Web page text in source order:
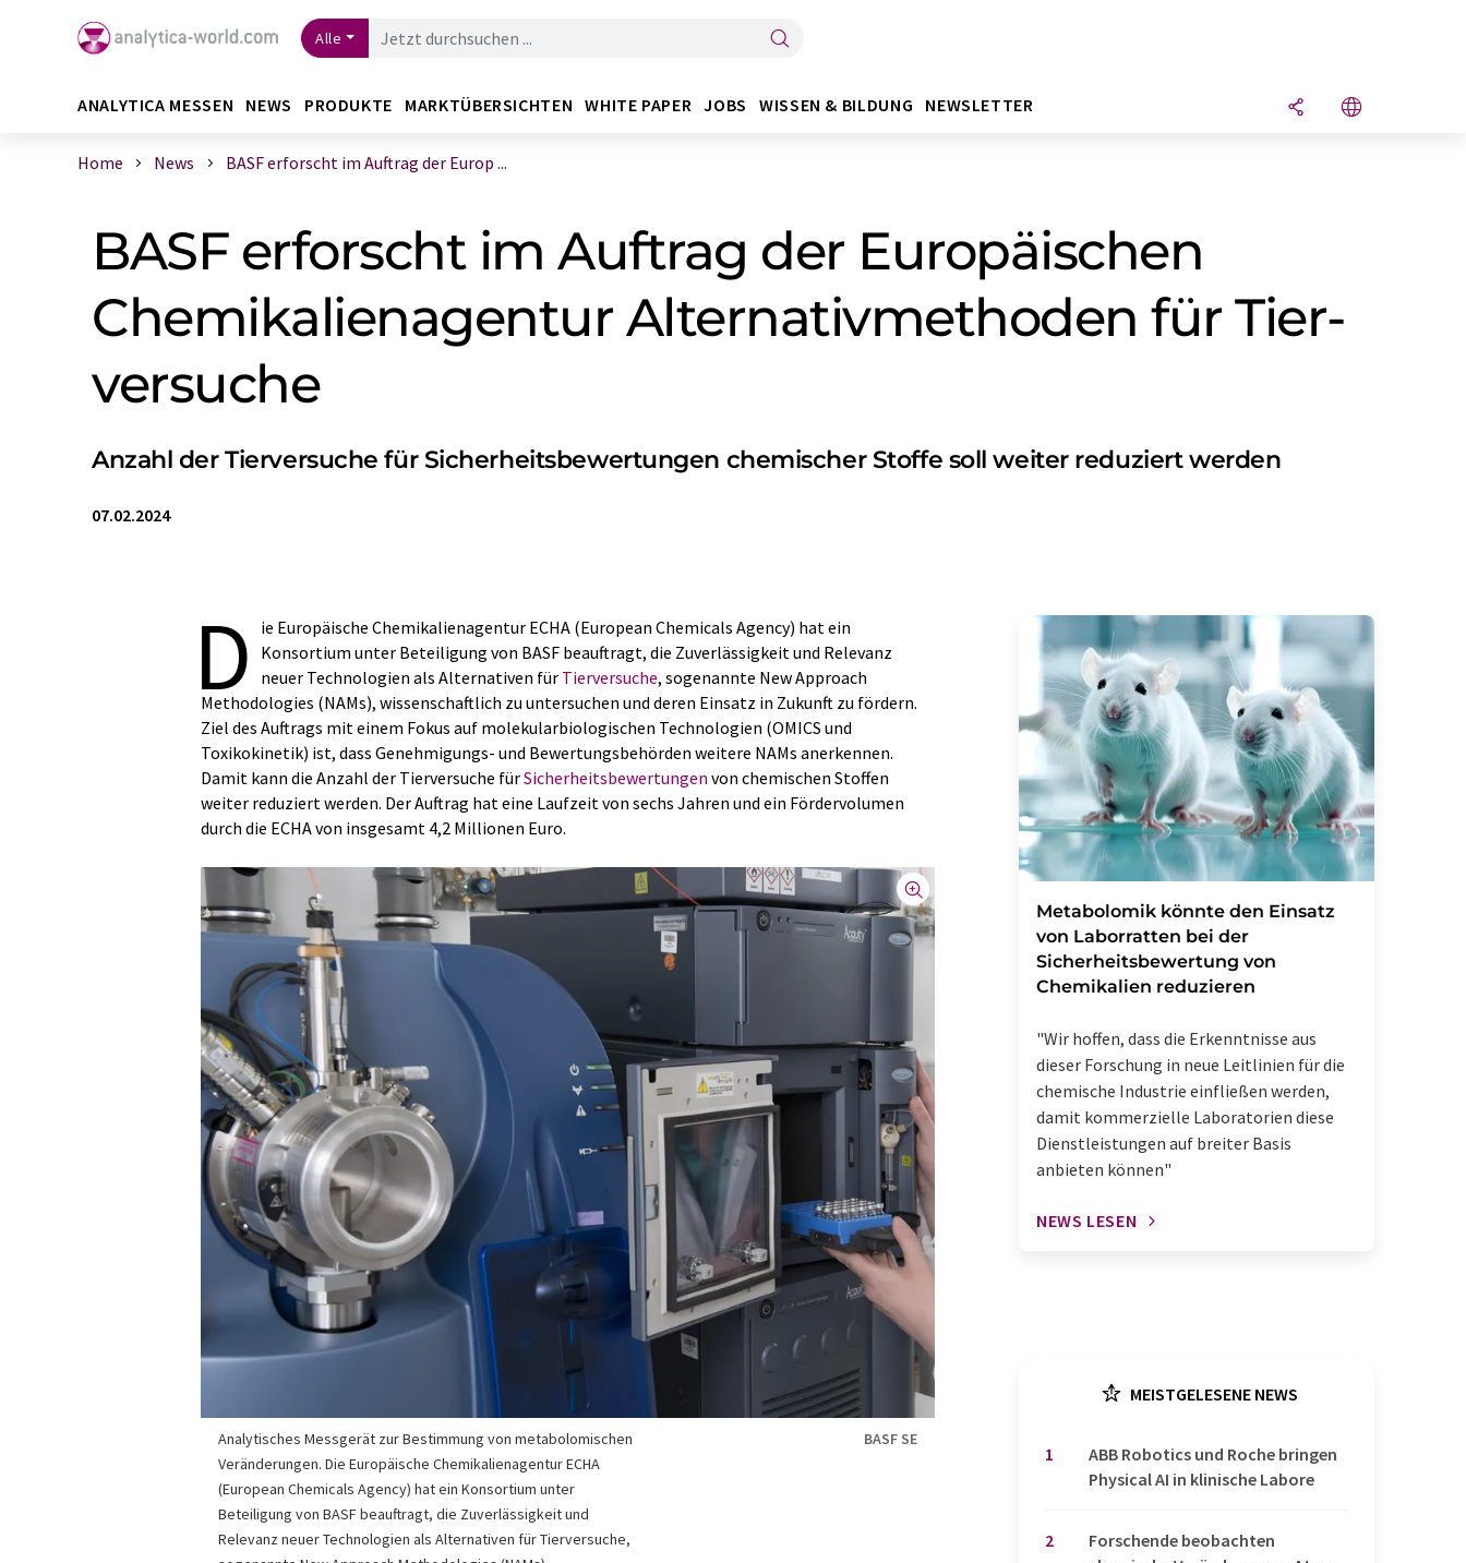
Alle
ANALYTICA MESSEN NEWS PRODUKTE MARKTÜBERSICHTEN WHITE PAPER JOBS WISSEN & BILDUNG NEWSLETTER
Home News BASF erforscht im Auf­trag der Europ ...
BASF erforscht im Auf­trag der Europäischen
Chemikalien­agentur Alter­nativ­methoden für Tier­
versuche
Anzahl der Tierversuche für Sicherheitsbewertungen chemischer Stoffe soll weiter reduziert werden
07.02.2024
D
ie Europäische Chemikalienagentur ECHA (European Chemicals Agency) hat ein
Konsortium unter Beteiligung von BASF beauftragt, die Zuverlässigkeit und Relevanz
neuer Technologien als Alternativen für Tierversuche, sogenannte New Approach
Methodologies (NAMs), wissenschaftlich zu untersuchen und deren Einsatz in Zukunft zu fördern.
Ziel des Auftrags mit einem Fokus auf molekularbiologischen Technologien (OMICS und
Toxikokinetik) ist, dass Genehmigungs- und Bewertungsbehörden weitere NAMs anerkennen.
Damit kann die Anzahl der Tierversuche fürSicherheitsbewertungen von chemischen Stoffen
weiter reduziert werden. Der Auftrag hat eine Laufzeit von sechs Jahren und ein Fördervolumen
durch die ECHA von insgesamt 4,2 Millionen Euro.
Analytisches Messgerät zur Bestimmung von metabolomischen
Veränderungen. Die Europäische Chemikalienagentur ECHA
(European Chemicals Agency) hat ein Konsortium unter
Beteiligung von BASF beauftragt, die Zuverlässigkeit und
Relevanz neuer Technologien als Alternativen für Tierversuche,
BASF SE
Metabolomik könnte den Einsatz
von Laborratten bei der
Sicherheitsbewertung von
Chemikalien reduzieren
"Wir hoffen, dass die Erkenntnisse aus
dieser Forschung in neue Leitlinien für die
chemische Industrie einfließen werden,
damit kommerzielle Laboratorien diese
Dienstleistungen auf breiter Basis
anbieten können"
NEWS LESEN
MEISTGELESENE NEWS
1
​​​​​​​ABB Robotics und Roche bringen
Physical AI in klinische Labore
2
Forschende beobachten